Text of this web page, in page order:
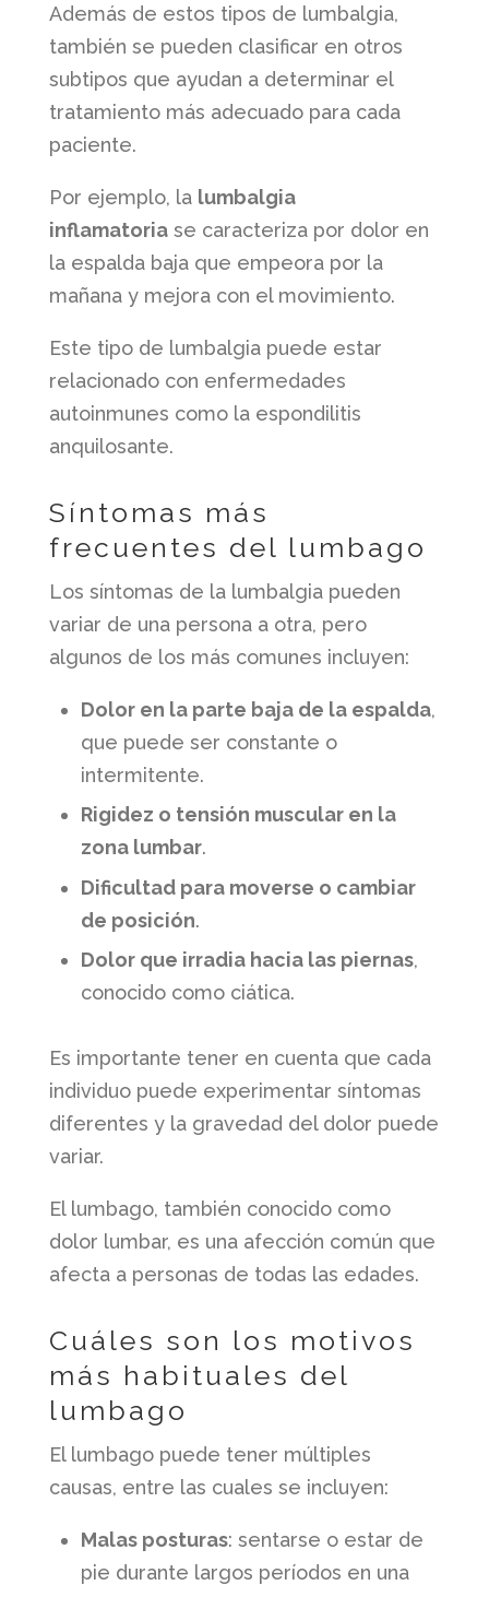
Además de estos tipos de lumbalgia,
también se pueden clasificar en otros
subtipos que ayudan a determinar el
tratamiento más adecuado para cada
paciente.
Por ejemplo, la lumbalgia
inflamatoriase caracteriza por dolor en
la espalda baja que empeora por la
mañana y mejora con el movimiento.
Este tipo de lumbalgia puede estar
relacionado con enfermedades
autoinmunes como la espondilitis
anquilosante.
Síntomas más
frecuentes del lumbago
Los síntomas de la lumbalgia pueden
variar de una persona a otra, pero
algunos de los más comunes incluyen:
Dolor en la parte baja de la espalda,
que puede ser constante o
intermitente.
Rigidez o tensión muscular en la
zona lumbar.
Dificultad para moverse o cambiar
de posición.
Dolor que irradia hacia las piernas,
conocido como ciática.
Es importante tener en cuenta que cada
individuo puede experimentar síntomas
diferentes y la gravedad del dolor puede
variar.
El lumbago, también conocido como
dolor lumbar, es una afección común que
afecta a personas de todas las edades.
Cuáles son los motivos
más habituales del
lumbago
El lumbago puede tener múltiples
causas, entre las cuales se incluyen:
Malas posturas: sentarse o estar de
pie durante largos períodos en una